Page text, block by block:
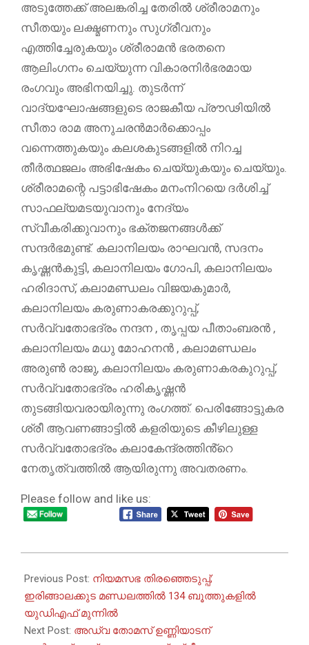
അടുത്തേക്ക് അലങ്കരിച്ച തേരില്‍ ശ്രീരാമനും
സീതയും ലക്ഷ്മണനും സുഗ്രീവനും
എത്തിച്ചേരുകയും ശ്രീരാമന്‍ ഭരതനെ
ആലിംഗനം ചെയ്യുന്ന വികാരനിര്‍ഭരമായ
രംഗവും അഭിനയിച്ചു. തുടര്‍ന്ന്
വാദ്യഘോഷങ്ങളുടെ രാജകീയ പ്രൗഢിയില്‍
സീതാ രാമ അനുചരന്‍മാര്‍ക്കൊപ്പം
വന്നെത്തുകയും കലശകുടങ്ങളില്‍ നിറച്ച
തീര്‍ത്ഥജലം അഭിഷേകം ചെയ്യുകയും ചെയ്യും.
ശ്രീരാമന്റെ പട്ടാഭിഷേകം മനംനിറയെ ദര്‍ശിച്ച്
സാഫല്യമടയുവാനും നേദ്യം
സ്വീകരിക്കുവാനും ഭക്തജനങ്ങള്‍ക്ക്
സന്ദര്‍ഭമുണ്ട്. കലാനിലയം രാഘവൻ, സദനം
കൃഷ്ണന്‍കുട്ടി, കലാനിലയം ഗോപി, കലാനിലയം
ഹരിദാസ്, കലാമണ്ഡലം വിജയകുമാർ,
കലാനിലയം കരുണാകരക്കുറുപ്പ്,
സർവ്വതോഭദ്രം നന്ദന , തൃപ്പയ പീതാംബരൻ ,
കലാനിലയം മധു മോഹനൻ , കലാമണ്ഡലം
അരുൺ രാജു, കലാനിലയം കരുണാകരകുറുപ്പ്,
സർവ്വതോഭദ്രം ഹരികൃഷ്ണൻ
തുടങ്ങിയവരായിരുന്നു രംഗത്ത്. പെരിങ്ങോട്ടുകര
ശ്രീ ആവണങ്ങാട്ടിൽ കളരിയുടെ കീഴിലുള്ള
സർവ്വതോഭദ്രം കലാകേന്ദ്രത്തിൻ്റെ
നേതൃത്വത്തിൽ ആയിരുന്നു അവതരണം.
Please follow and like us:
05-
08
Previous Post: നിയമസഭ തിരഞ്ഞെടുപ്പ്;
ഇരിങ്ങാലക്കുട മണ്ഡലത്തിൽ 134 ബൂത്തുകളിൽ
യുഡിഎഫ് മുന്നിൽ
Next Post: അഡ്വ തോമസ് ഉണ്ണിയാടന്